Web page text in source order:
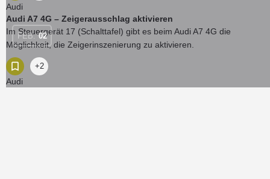
Audi
FEB. 02
Audi A7 4G – Zeigerausschlag aktivieren
Im Steuergerät 17 (Schalttafel) gibt es beim Audi A7 4G die
Möglichkeit, die Zeigerinszenierung zu aktivieren.
Audi
+2